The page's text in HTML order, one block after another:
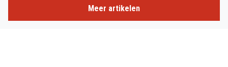
Meer artikelen